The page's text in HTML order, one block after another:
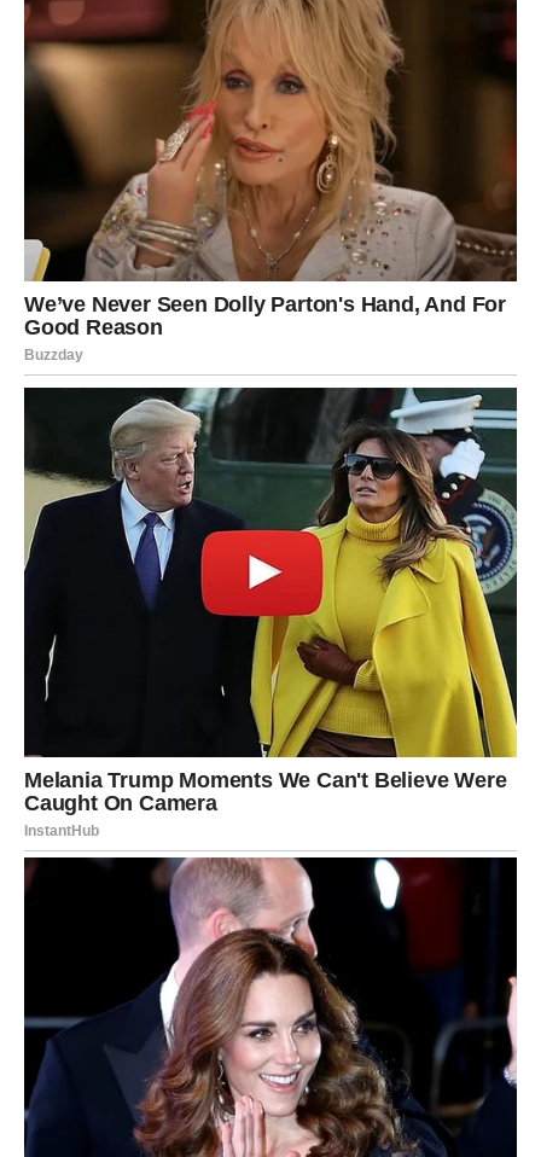
Kruh se bez sumnje s razlogom smatra glavnom hranom. Za
početak, može se pohvaliti bogatstvom vlakana bogatih
hranjivim tvarima koja igraju ključnu ulogu u održavanju
zdravih crijeva.
Nadalje, sastoji se od ugljikohidrata koji se postupno
oslobađaju, osiguravajući održivu energiju i sitost tijekom
duljeg vremenskog razdoblja.
Kruh nije samo izvor ugljikohidrata, on također sadrži razne
esencijalne mikronutrijente. Jedan takav mikronutrijent je folna
kiselina, koja igra vitalnu ulogu u sintezi DK, bitne komponente
za stvaranje molekula deoksiribonukleinske kiseline. Osim
toga, pokazalo se da konzumiranje folne kiseline smanjuje
vjerojatnost određenih oštećenja mozga.
Osobama u dobi od 19 do 50 godina, bez obzira na spol,
savjetuje se da ograniče dnevni unos kruha na šest kriški.
Međutim, treba napomenuti da ako se tijekom dana
konzumiraju druge namirnice koje sadrže žitarice, tada unos
kruha treba malo smanjiti taj dan.